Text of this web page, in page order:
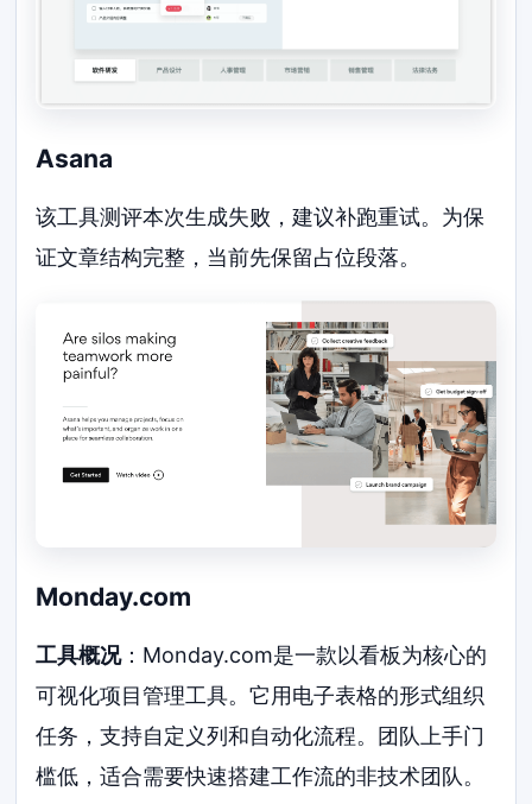
Asana
该工具测评本次生成失败，建议补跑重试。为保
证文章结构完整，当前先保留占位段落。
Monday.com
工具概况：Monday.com是一款以看板为核心的
可视化项目管理工具。它用电子表格的形式组织
任务，支持自定义列和自动化流程。团队上手门
槛低，适合需要快速搭建工作流的非技术团队。